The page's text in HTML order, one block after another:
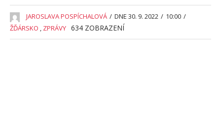
JAROSLAVA POSPÍCHALOVÁ / DNE 30. 9. 2022 / 10:00 /
ŽĎÁRSKO , ZPRÁVY 634 ZOBRAZENÍ